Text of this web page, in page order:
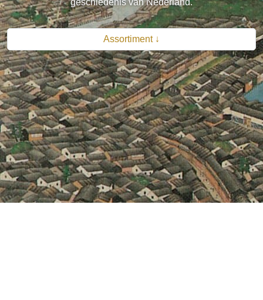
geschiedenis van Nederland.
Assortiment ↓